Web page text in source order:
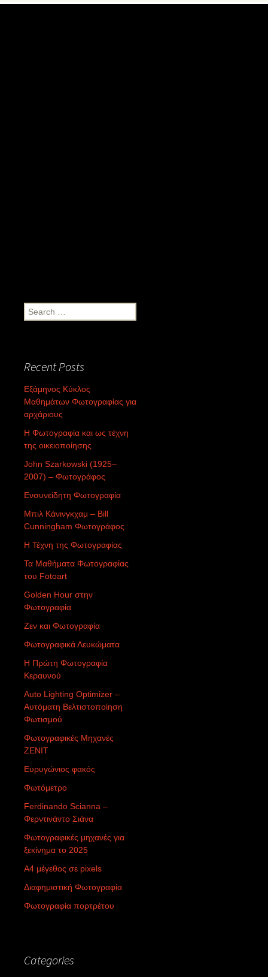
Search
for:
Recent Posts
Εξάμηνος Κύκλος
Μαθημάτων Φωτογραφίας για
αρχάριους
Η Φωτογραφία και ως τέχνη
της οικειοποίησης
John Szarkowski (1925–
2007) – Φωτογράφος
Ενσυνείδητη Φωτογραφία
Μπιλ Κάνινγκχαμ – Bill
Cunningham Φωτογράφος
Η Τέχνη της Φωτογραφίας
Τα Μαθήματα Φωτογραφίας
του Fotoart
Golden Hour στην
Φωτογραφία
Ζεν και Φωτογραφία
Φωτογραφικά Λευκώματα
Η Πρώτη Φωτογραφία
Κεραυνού
Auto Lighting Optimizer –
Αυτόματη Βελτιστοποίηση
Φωτισμού
Φωτογραφικές Μηχανές
ZENIT
Ευρυγώνιος φακός
Φωτόμετρο
Ferdinando Scianna –
Φερντινάντο Σιάνα
Φωτογραφικές μηχανές για
ξεκίνημα το 2025
Α4 μέγεθος σε pixels
Διαφημιστική Φωτογραφία
Φωτογραφία πορτρέτου
Categories